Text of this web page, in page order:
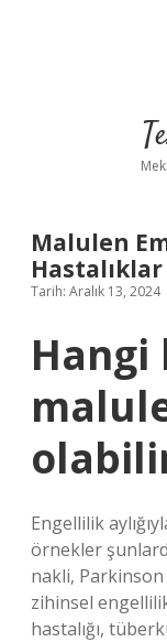
Malulen
Tarih: Aralık 13, 2024
Hangi
Engellilik
örnekler
nakli,
zihinsel
hastalığı,